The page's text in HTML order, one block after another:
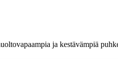
ja kestävämpiä